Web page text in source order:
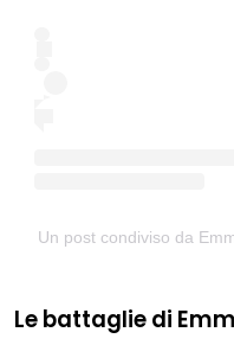
Un post condiviso da
Le battaglie di